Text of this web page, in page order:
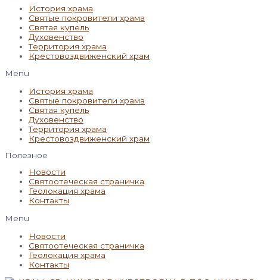
История храма
Святые покровители храма
Святая купель
Духовенство
Территория храма
Крестовоздвиженский храм
Menu
История храма
Святые покровители храма
Святая купель
Духовенство
Территория храма
Крестовоздвиженский храм
Полезное
Новости
Святоотеческая страничка
Геолокация храма
Контакты
Menu
Новости
Святоотеческая страничка
Геолокация храма
Контакты